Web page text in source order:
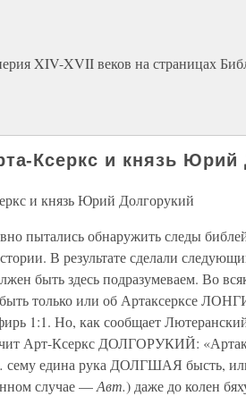
XIV-XVII веков на страницах
Ксеркс и князь Юрий
и князь Юрий Долгорукий
пытались обнаружить следы
В результате сделали
быть здесь подразумеваем. Во
быть только или об Артаксерксе
1:1. Но, как сообщает
Арт-Ксеркс ДОЛГОРУКИЙ:
едина рука ДОЛГШАЯ бысть, или
случае —Авт.) даже до колен